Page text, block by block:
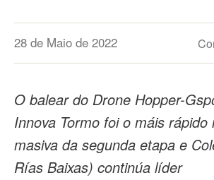
28 de Maio de 2022
O balear do Drone Hopper-
Innova Tormo foi o máis rápido
masiva da segunda etapa e
Rías Baixas) continúa líder